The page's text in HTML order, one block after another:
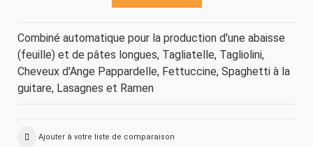
Combiné automatique pour la production d'une abaisse
(feuille) et de pâtes longues, Tagliatelle, Tagliolini,
Cheveux d'Ange Pappardelle, Fettuccine, Spaghetti à la
guitare, Lasagnes et Ramen
Ajouter à votre liste de comparaison